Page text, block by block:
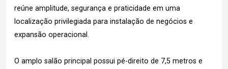
reúne amplitude, segurança e praticidade em uma
localização privilegiada para instalação de negócios e
expansão operacional.
O amplo salão principal possui pé-direito de 7,5 metros e